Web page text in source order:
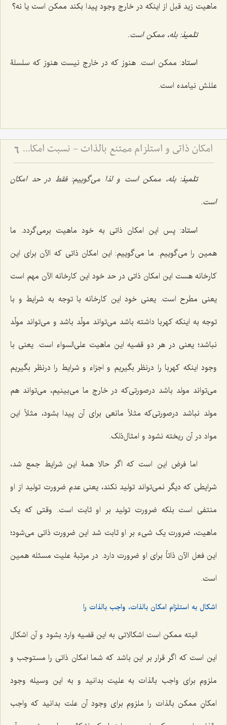
ماهیت زید قبل از اینکه در خارج وجود پیدا بکند ممکن است یا نه؟
تلمیذ: بله، ممکن است.
استاد: ممکن است. هنوز که در خارج نیست هنوز که سلسلۀ
عللش نیامده است.
امکان ذاتی و استلزام ممتنع بالذات - نسبت امکان با وجوب و امتناع در فلسفه اسلامی 6
تلمیذ: بله، ممکن است و لذا مى‌گوییم: فقط در حد امکان
است.‌
استاد: پس این امکان ذاتى به خود ماهیت برمى‌گردد. ما
همین را مى‌گوییم. ما می‌گوییم: این امکان ذاتى که الآن براى این
کارخانه هست این امکان ذاتى در حد خود این کارخانه الآن مهم است
یعنى مطرح است. یعنى خود این کارخانه با توجه به شرایط و با
توجه به اینکه کهربا داشته باشد مى‌تواند مولّد باشد و مى‌تواند مولّد
نباشد؛ یعنى در هر دو قضیه این ماهیت على‌السواء است. یعنى با
وجود اینکه کهربا را درنظر بگیریم و اجزاء و شرایط را درنظر بگیریم
مى‌تواند مولد باشد در‌صورتى‌که در خارج ما مى‌بینیم، مى‌تواند هم
مولد نباشد درصورتى‌که مثلاً مانعى براى آن پیدا بشود، مثلاً این
مواد در آن ریخته نشود و امثال‌ذلک.
اما فرض این است که اگر حالا همۀ این شرایط جمع شد،
شرایطى که دیگر نمى‌تواند تولید نکند، یعنى عدم ضرورت تولید از او
منتفى است بلکه ضرورت تولید بر او ثابت است. وقتى که یک
ماهیت، ضرورت یک شى‌ء بر او ثابت شد این ضرورت ذاتى می‌شود؛
این فعل الآن ذاتاً براى او ضرورت دارد. در مرتبۀ علیت مسئله همین
است.
اشکال به استلزام امکان بالذات، واجب بالذات را
البته ممکن است اشکالاتى به این قضیه وارد بشود و آن اشکال
این است که اگر قرار بر این باشد که شما امکان ذاتى را مستوجب و
ملزوم براى واجب بالذات به علیت بدانید و به این وسیله وجود
امکانِ ممکن بالذات را ملزوم براى وجود آن علت بدانید که واجب